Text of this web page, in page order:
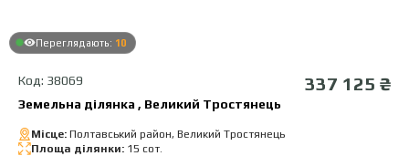
Переглядають: 10
Код: 38069 337 125 ₴
Земельна ділянка , Великий Тростянець
Місце: Полтавський район, Великий Тростянець
Площа ділянки: 15 сот.